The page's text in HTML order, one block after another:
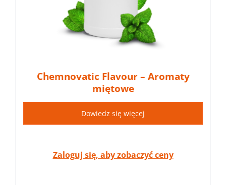
Chemnovatic Flavour – Aromaty
miętowe
Dowiedz się więcej
Zaloguj się, aby zobaczyć ceny